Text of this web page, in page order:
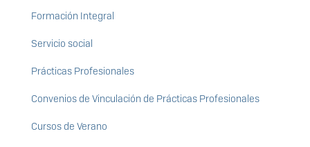
Formación Integral
Servicio social
Prácticas Profesionales
Convenios de Vinculación de Prácticas Profesionales
Cursos de Verano